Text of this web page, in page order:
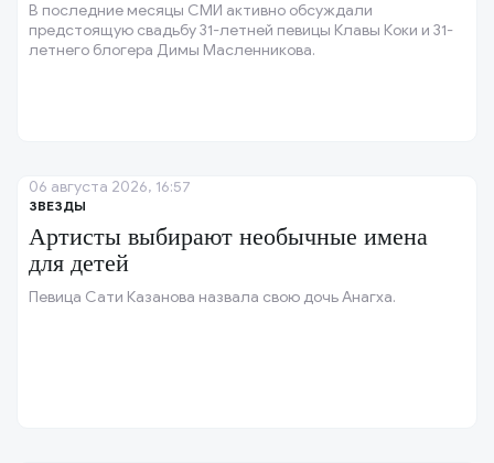
В последние месяцы СМИ активно обсуждали
предстоящую свадьбу 31-летней певицы Клавы Коки и 31-
летнего блогера Димы Масленникова.
ЗВЕЗДЫ
Артисты выбирают необычные имена
для детей
Певица Сати Казанова назвала свою дочь Анагха.
06 августа 2026, 16:57